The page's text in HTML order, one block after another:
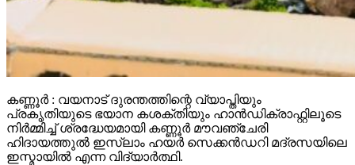
കണ്ണൂർ : വയനാട് ദുരന്തത്തിന്റെ വ്യാപ്തിയും
പ്രകൃതിയുടെ ഭയാന കശക്തിയും ഹാൻഡിക്രാഫ്റ്റിലൂടെ
നിർമ്മിച്ച് ശ്രദ്ധേയമായി കണ്ണൂർ മൗവഞ്ചേരി
ഹിദായത്തുൽ ഇസ്ലാം ഹയർ സെക്കൻഡറി മദ്രസയിലെ
ഇസ്മായിൽ എന്ന വിദ്യാർത്ഥി.